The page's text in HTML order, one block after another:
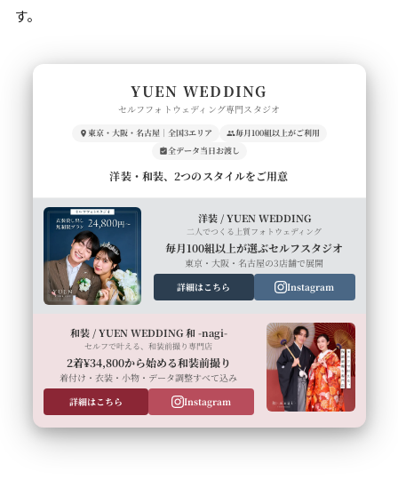
す。
YUEN WEDDING
セルフフォトウェディング専門スタジオ
東京・大阪・名古屋｜全国3エリア
毎月100組以上がご利用
全データ当日お渡し
洋装・和装、2つのスタイルをご用意
洋装 / YUEN WEDDING
二人でつくる上質フォトウェディング
毎月100組以上が選ぶセルフスタジオ
東京・大阪・名古屋の3店舗で展開
詳細はこちら
Instagram
和装 / YUEN WEDDING 和 -nagi-
セルフで叶える、和装前撮り専門店
2着¥34,800から始める和装前撮り
着付け・衣装・小物・データ調整すべて込み
詳細はこちら
Instagram